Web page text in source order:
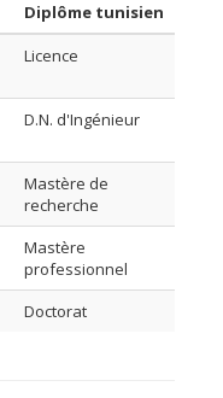
Diplôme tunisien
Licence
D.N. d'Ingénieur
Mastère de
recherche
Mastère
professionnel
Doctorat